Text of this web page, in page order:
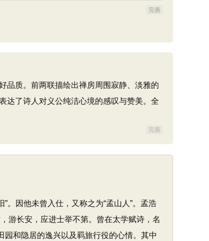
完善
品质。前两联描绘出禅房周围寂静、淡雅的
达了诗人对义公纯洁心境的感叹与赞美。全
完善
因他未曾入仕，又称之为“孟山人”。孟浩
游长安，应进士举不第。曾在太学赋诗，名
和隐居的逸兴以及羁旅行役的心情。其中